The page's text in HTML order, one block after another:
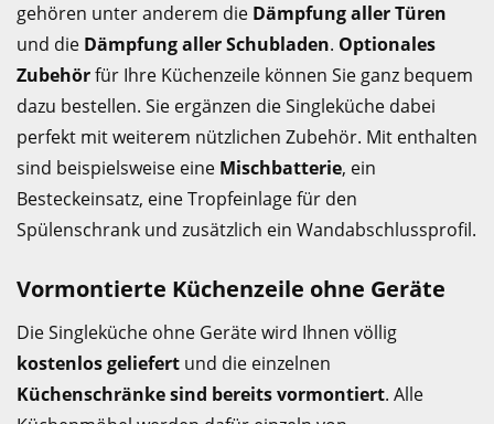
gehören unter anderem die Dämpfung aller Türen
und die Dämpfung aller Schubladen. Optionales
Zubehörfür Ihre Küchenzeile können Sie ganz bequem
dazu bestellen. Sie ergänzen die Singleküche dabei
perfekt mit weiterem nützlichen Zubehör. Mit enthalten
sind beispielsweise eine Mischbatterie, ein
Besteckeinsatz, eine Tropfeinlage für den
Spülenschrank und zusätzlich ein Wandabschlussprofil.
Vormontierte Küchenzeile ohne Geräte
Die Singleküche ohne Geräte wird Ihnen völlig
kostenlos geliefert und die einzelnen
Küchenschränke sind bereits vormontiert. Alle